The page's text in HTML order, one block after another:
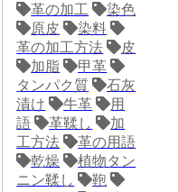
革の加工
染色
原皮
染料
革の加工方法
皮
加脂
甲革
タンパク質
石灰
漬け
牛革
用
語
革鞣し
加
工方法
革の用語
乾燥
植物タン
ニン鞣し
鞄